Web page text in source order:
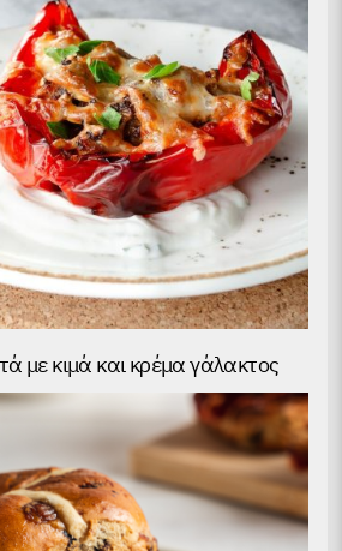
με κιμά και κρέμα γάλακτος